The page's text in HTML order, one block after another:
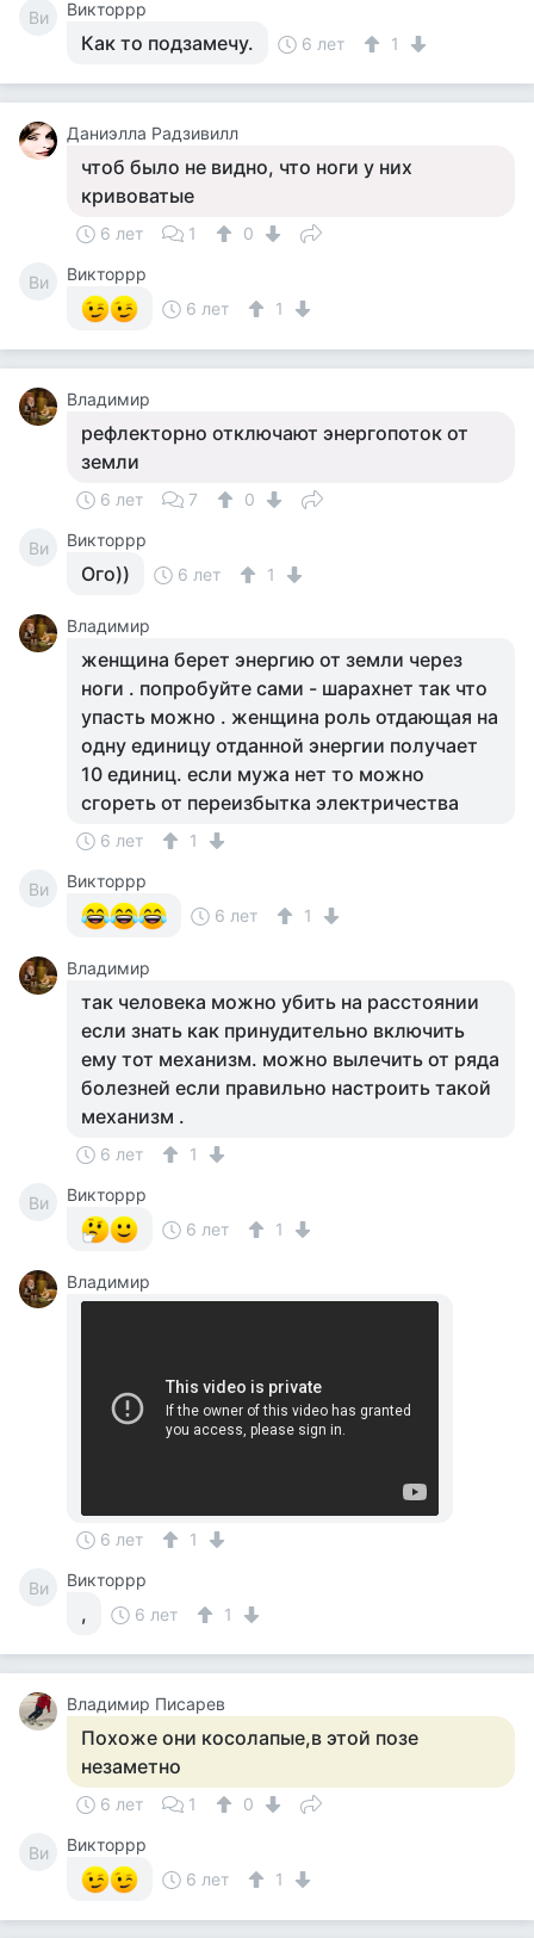
Ви Викторрр
Как то подзамечу. 6 лет 1
Даниэлла Радзивилл
чтоб было не видно, что ноги у них
кривоватые
6 лет 1 0
Ви
Викторрр
6 лет
1
Владимир
рефлекторно отключают энергопоток от
земли
6 лет 7 0
Ви Викторрр
Ого)) 6 лет 1
Владимир
женщина берет энергию от земли через
ноги . попробуйте сами - шарахнет так что
упасть можно . женщина роль отдающая на
одну единицу отданной энергии получает
10 единиц. если мужа нет то можно
сгореть от переизбытка электричества
6 лет 1
Ви
Викторрр
6 лет
1
Владимир
так человека можно убить на расстоянии
если знать как принудительно включить
ему тот механизм. можно вылечить от ряда
болезней если правильно настроить такой
механизм .
6 лет 1
Ви
Викторрр
6 лет
1
Владимир
6 лет 1
Ви Викторрр
, 6 лет 1
Владимир Писарев
Похоже они косолапые,в этой позе
незаметно
6 лет 1 0
Ви
Викторрр
6 лет
1